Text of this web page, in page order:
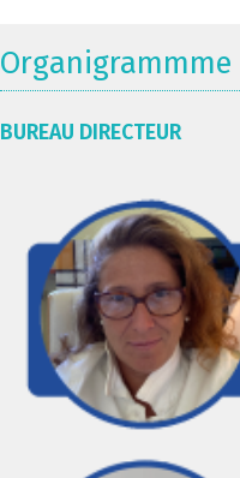
Organigrammme
BUREAU DIRECTEUR